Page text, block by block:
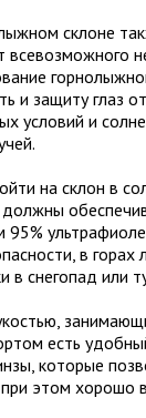
склоне
всевозможного
и защиту глаз
условий и
на склон в
95%
в горах
в снегопад или
есть
которые
этом хорошо